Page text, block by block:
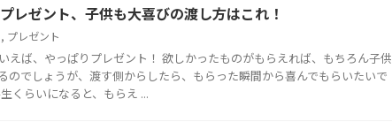
レゼント、子供も大喜びの渡し方はこれ！
, プレゼント
えば、やっぱりプレゼント！ 欲しかったものがもらえれば、もちろん子供
のでしょうが、渡す側からしたら、もらった瞬間から喜んでもらいたいで
くらいになると、もらえ ...